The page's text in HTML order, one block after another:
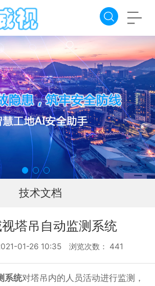
技术文档
塔吊自动监测系统
01-26 10:35 浏览次数： 441
系统对塔吊内的人员活动进行监测，